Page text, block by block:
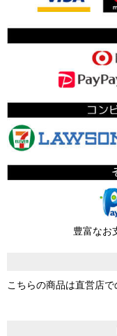
豊富なお
こちらの商品は直営店